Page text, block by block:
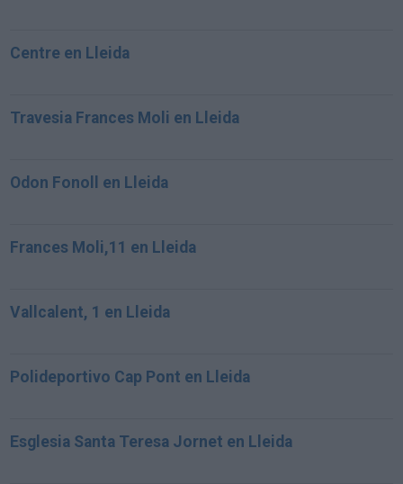
Centre en Lleida
Travesia Frances Moli en Lleida
Odon Fonoll en Lleida
Frances Moli,11 en Lleida
Vallcalent, 1 en Lleida
Polideportivo Cap Pont en Lleida
Esglesia Santa Teresa Jornet en Lleida